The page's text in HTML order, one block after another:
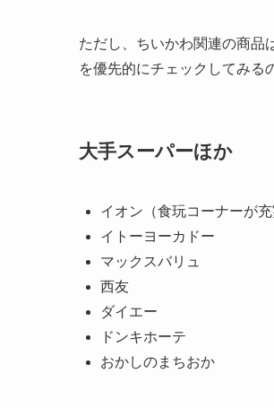
ただし、ちいかわ関連の商品
を優先的にチェックしてみる
大手スーパーほか
イオン（食玩コーナーが
イトーヨーカドー
マックスバリュ
西友
ダイエー
ドンキホーテ
おかしのまちおか